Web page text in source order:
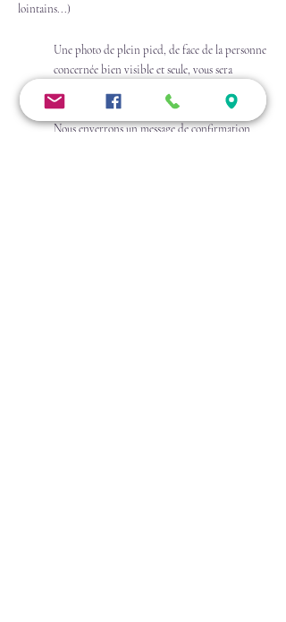
lointains...)
Une photo de plein pied, de face de la personne
concernée bien visible et seule, vous sera
Le paiement se fera par virement bancaire.
Nous enverrons un message de confirmation